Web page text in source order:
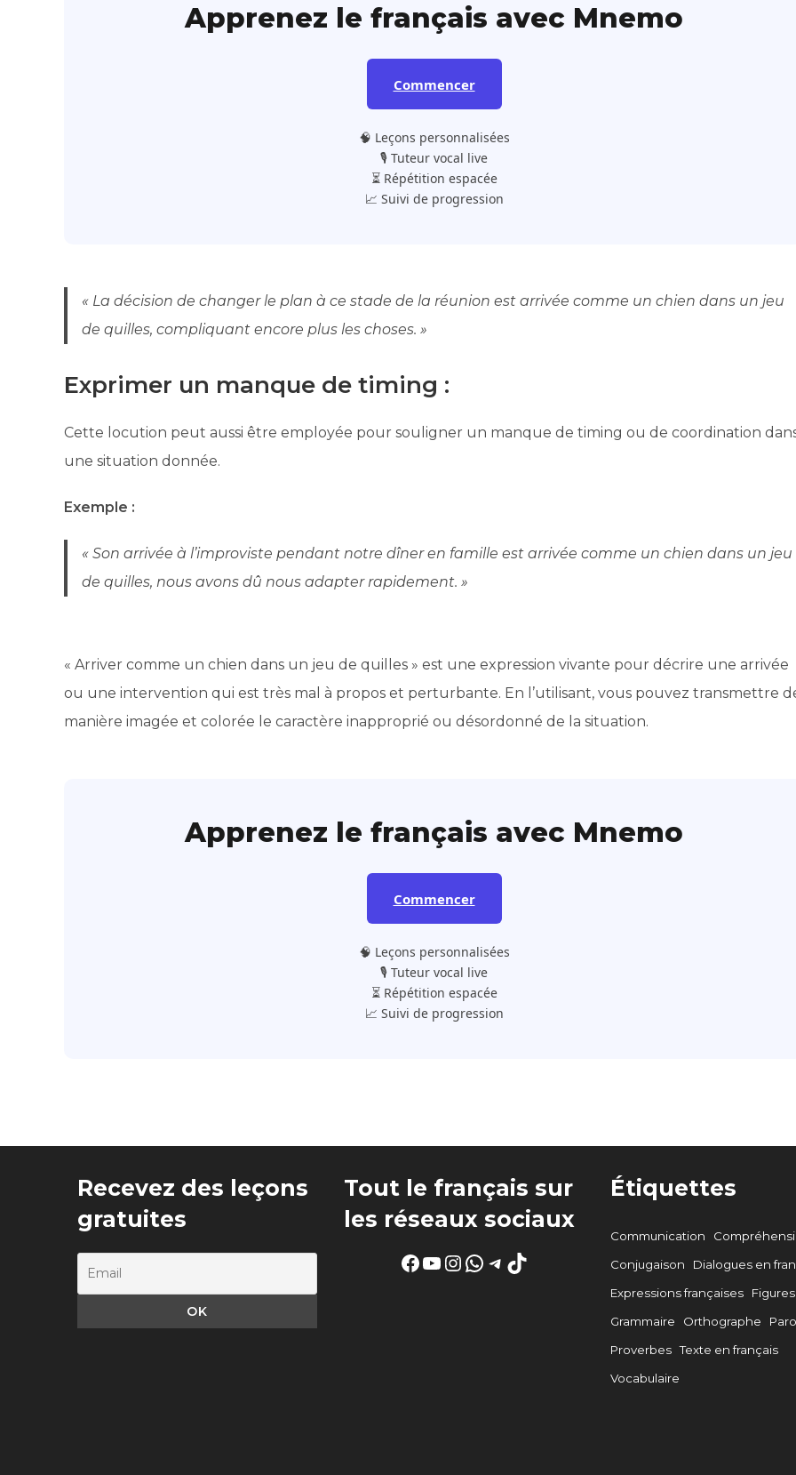
Apprenez le français avec Mnemo
Commencer
🧠 Leçons personnalisées
🎙️ Tuteur vocal live
⏳ Répétition espacée
📈 Suivi de progression
« La décision de changer le plan à ce stade de la réunion est arrivée comme un chien dans un jeu
de quilles, compliquant encore plus les choses. »
Exprimer un manque de timing :
Cette locution peut aussi être employée pour souligner un manque de timing ou de coordination
une situation donnée.
Exemple :
« Son arrivée à l’improviste pendant notre dîner en famille est arrivée comme un chien dans un jeu
de quilles, nous avons dû nous adapter rapidement. »
« Arriver comme un chien dans un jeu de quilles » est une expression vivante pour décrire une arrivée
ou une intervention qui est très mal à propos et perturbante. En l’utilisant, vous pouvez transmettre
manière imagée et colorée le caractère inapproprié ou désordonné de la situation.
Apprenez le français avec Mnemo
Commencer
🧠 Leçons personnalisées
🎙️ Tuteur vocal live
⏳ Répétition espacée
📈 Suivi de progression
Recevez des leçons
gratuites
Tout le français sur
les réseaux sociaux
Facebook
YouTube
Instagram
WhatsApp
Telegram
TikTok
Étiquettes
Communication
Conjugaison
Dialogues en
Expressions françaises
Grammaire
Orthographe
Proverbes Texte en français
Vocabulaire